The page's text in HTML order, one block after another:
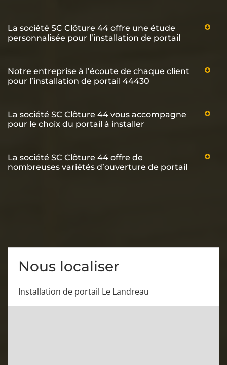
La société SC Clôture 44 offre une étude
personnalisée pour l’installation de portail
Notre entreprise à l’écoute de chaque client
pour l’installation de portail 44430
La société SC Clôture 44 vous accompagne
pour le choix du portail à installer
La société SC Clôture 44 offre de
nombreuses variétés d’ouverture de portail
Nous localiser
Installation de portail Le Landreau